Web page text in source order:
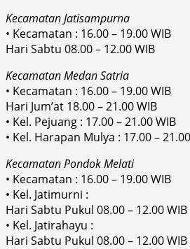
Kecamatan Jatisampurna
• Kecamatan : 16.00 – 19.00 WIB
Hari Sabtu 08.00 – 12.00 WIB
Kecamatan Medan Satria
• Kecamatan : 16.00 – 19.00 WIB
Hari Jum’at 18.00 – 21.00 WIB
• Kel. Pejuang : 17.00 – 21.00 WIB
• Kel. Harapan Mulya : 17.00 –
Kecamatan Pondok Melati
• Kecamatan : 16.00 – 19.00 WIB
• Kel. Jatimurni :
Hari Sabtu Pukul 08.00 – 12.00 WIB
• Kel. Jatirahayu :
Hari Sabtu Pukul 08.00 – 12.00 WIB